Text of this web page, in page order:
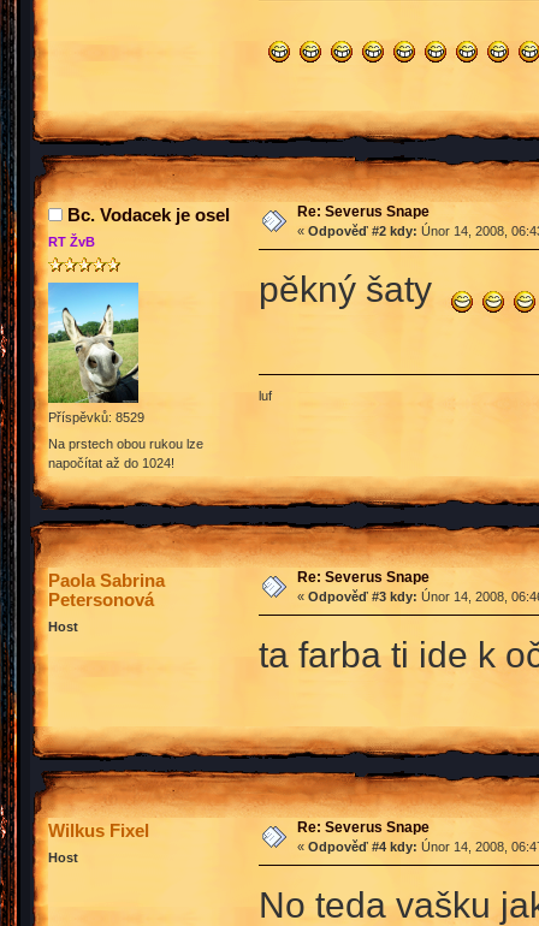
Bc. Vodacek je osel
RT ŽvB
Příspěvků: 8529
Na prstech obou rukou lze
napočítat až do 1024!
Re: Severus Snape
« Odpověď #2 kdy: Únor 14, 2008,
pěkný šaty
luf
Paola Sabrina
Petersonová
Host
Re: Severus Snape
« Odpověď #3 kdy: Únor 14, 2008,
ta farba ti ide k
Wilkus Fixel
Host
Re: Severus Snape
« Odpověď #4 kdy: Únor 14, 2008,
No teda vašku